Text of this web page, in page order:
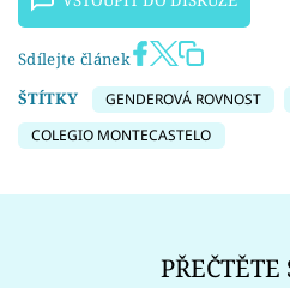
Sdílejte článek
ŠTÍTKY
GENDEROVÁ ROVNOST
COLEGIO MONTECASTELO
PŘEČTĚTE